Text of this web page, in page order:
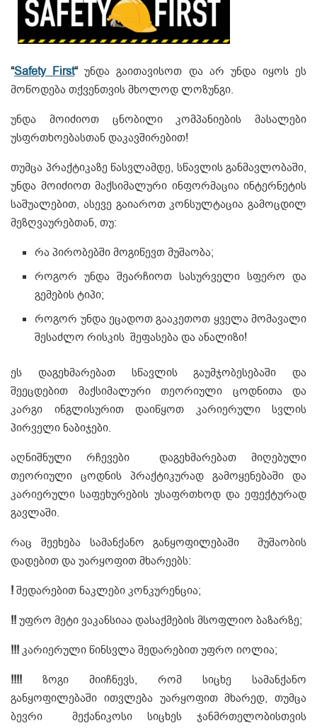
“Safety First“უნდა გაითავისოთ და არ უნდა იყოს ეს
მოწოდება თქვენთვის მხოლოდ ლოზუნგი.
უნდა მოიძიოთ ცნობილი კომპანიების მასალები
უსფრთხოებასთან დაკავშირებით!
თუმცა პრაქტიკაზე წასვლამდე, სწავლის განმავლობაში,
უნდა მოიძიოთ მაქსიმალური ინფორმაცია ინტერნეტის
საშუალებით, ასევე გაიაროთ კონსულტაცია გამოცდილ
მეზღვაურებთან, თუ:
რა პირობებში მოგიწევთ მუშაობა;
როგორ უნდა შეარჩიოთ სასურველი სფერო და
გემების ტიპი;
როგორ უნდა ეცადოთ გააკეთოთ ყველა მომავალი
შესაძლო რისკის შეფასება და ანალიზი!
ეს დაგეხმარებათ სწავლის გაუმჯობესებაში და
შეეცდებით მაქსიმალური თეორიული ცოდნითა და
კარგი ინგლისურით დაიწყოთ კარიერული სვლის
პირველი ნაბიჯები.
აღნიშნული რჩევები დაგეხმარებათ მიღებული
თეორიული ცოდნის პრაქტიკურად გამოყენებაში და
კარიერული საფეხურების უსაფრთხოდ და ეფექტურად
გავლაში.
რაც შეეხება სამანქანო განყოფილებაში მუშაობის
დადებით და უარყოფით მხარეებს:
!შედარებით ნაკლები კონკურენცია;
!!უფრო მეტი ვაკანსიაა დასაქმების მსოფლიო ბაზარზე;
!!!კარიერული წინსვლა შედარებით უფრო იოლია;
!!!! ზოგი მიიჩნევს, რომ სიცხე სამანქანო
განყოფილებაში ითვლება უარყოფით მხარედ, თუმცა
ბევრი მექანიკოსი სიცხეს ჯანმრთელობისთვის